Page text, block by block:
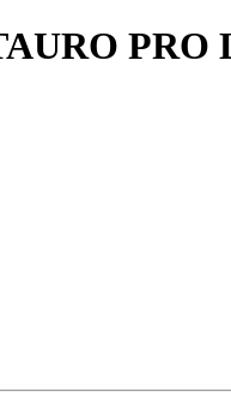
PRO